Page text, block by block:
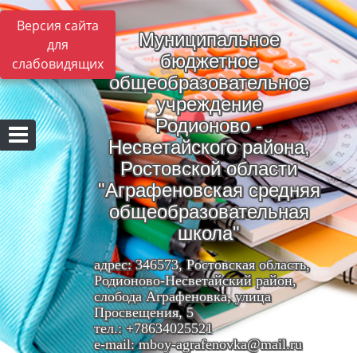
Версия сайта
для
слабовидящих
Муниципальное
бюджетное
общеобразовательное
учреждение
Родионово -
Несветайского района,
Ростовской области
"Аграфеновская средняя
общеобразовательная
школа"
адрес: 346573, Ростовская область,
Родионово-Несветайский район,
слобода Аграфеновка, улица
Просвещения, 5
тел.: +78634025521
e-mail: mboy-agrafenovka@mail.ru